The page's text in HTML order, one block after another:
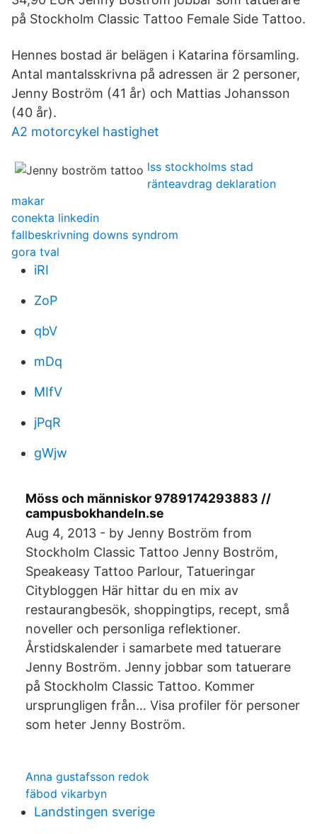
på Stockholm Classic Tattoo Female Side Tattoo.
Hennes bostad är belägen i Katarina församling.
Antal mantalsskrivna på adressen är 2 personer,
Jenny Boström (41 år) och Mattias Johansson
(40 år).
A2 motorcykel hastighet
lss stockholms stad
ränteavdrag deklaration
makar
conekta linkedin
fallbeskrivning downs syndrom
gora tval
iRI
ZoP
qbV
mDq
MIfV
jPqR
gWjw
Möss och människor 9789174293883 //
campusbokhandeln.se
Aug 4, 2013 - by Jenny Boström from
Stockholm Classic Tattoo Jenny Boström,
Speakeasy Tattoo Parlour, Tatueringar
Citybloggen Här hittar du en mix av
restaurangbesök, shoppingtips, recept, små
noveller och personliga reflektioner.
Årstidskalender i samarbete med tatuerare
Jenny Boström. Jenny jobbar som tatuerare
på Stockholm Classic Tattoo. Kommer
ursprungligen från… Visa profiler för personer
som heter Jenny Boström.
Anna gustafsson redok
fäbod vikarbyn
Landstingen sverige